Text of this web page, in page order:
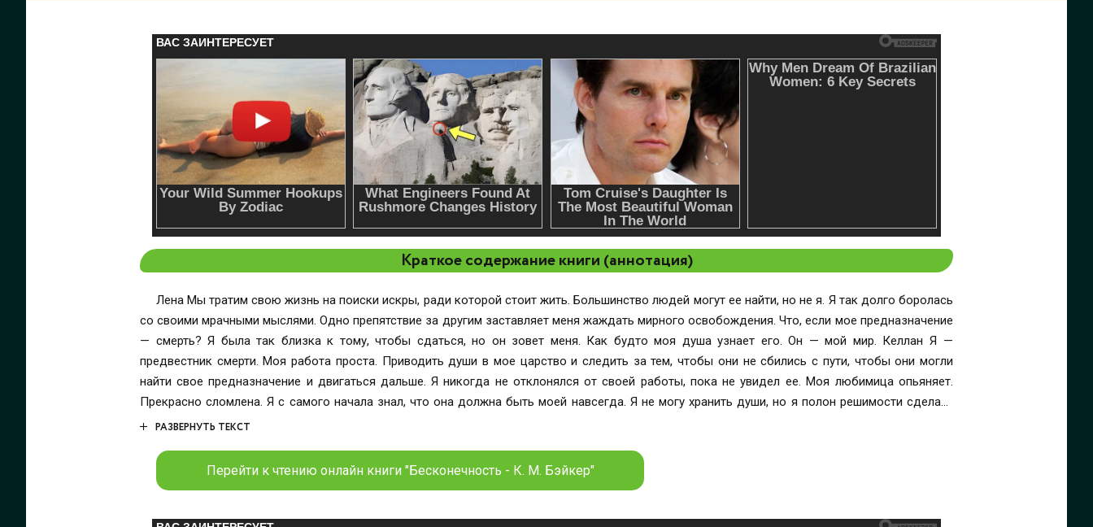
Краткое содержание книги (аннотация)
Лена Мы тратим свою жизнь на поиски искры, ради которой стоит жить. Большинство людей могут ее найти, но не я. Я так долго боролась
со своими мрачными мыслями. Одно препятствие за другим заставляет меня жаждать мирного освобождения. Что, если мое предназначение
— смерть? Я была так близка к тому, чтобы сдаться, но он зовет меня. Как будто моя душа узнает его. Он — мой мир. Келлан Я —
предвестник смерти. Моя работа проста. Приводить души в мое царство и следить за тем, чтобы они не сбились с пути, чтобы они могли
найти свое предназначение и двигаться дальше. Я никогда не отклонялся от своей работы, пока не увидел ее. Моя любимица опьяняет.
Прекрасно сломлена. Я с самого начала знал, что она должна быть моей навсегда. Я не могу хранить души, но я полон решимости сделать
РАЗВЕРНУТЬ ТЕКСТ
Перейти к чтению онлайн книги "Бесконечность - К. М. Бэйкер"